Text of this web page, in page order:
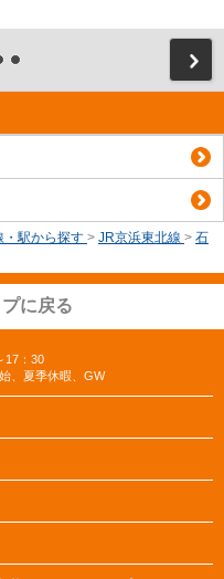
・駅から探す > JR京浜東北線 > 石
に戻る
17：30
、夏季休暇、GW